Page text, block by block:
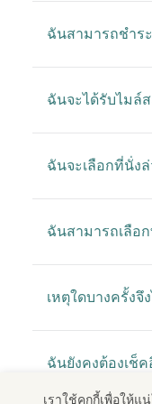
ฉันสามารถชำร
ฉันจะได้รับไมล์
ฉันจะเลือกที่นั่ง
ฉันสามารถเลือ
เหตุใดบางครั้ง
ฉันยังคงต้องเช็
เราใช้คุกกี้เพื่อให้แ